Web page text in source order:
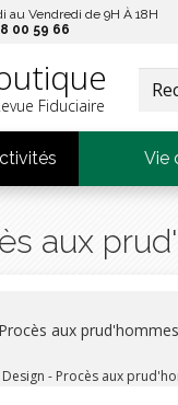
au Vendredi de 9H À 18H
00 59 66
Fiduciaire
Vie
aux